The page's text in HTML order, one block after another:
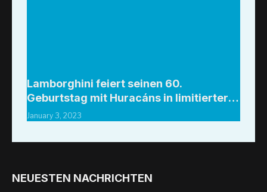
Lamborghini feiert seinen 60.
Geburtstag mit Huracáns in limitierter
Auflage
January 3, 2023
NEUESTEN NACHRICHTEN